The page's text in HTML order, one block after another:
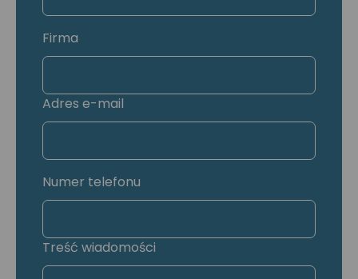
Firma
Adres e-mail
Numer telefonu
Treść wiadomości